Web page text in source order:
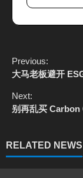
C
o
t
i
n
R
e
a
Previous:
大马老板避开
Next:
别再乱买 Carbon
RELATED NEWS